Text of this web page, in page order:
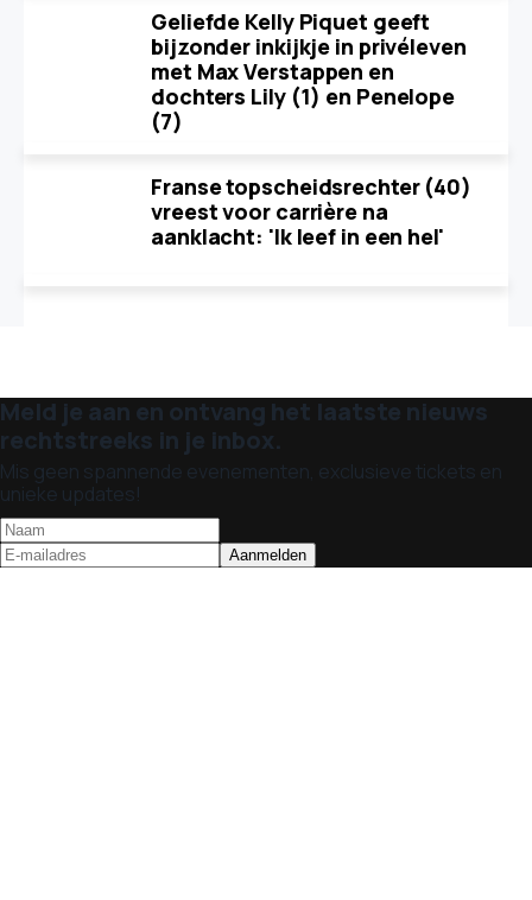
Geliefde Kelly Piquet geeft
bijzonder inkijkje in privéleven
met Max Verstappen en
dochters Lily (1) en Penelope
(7)
Franse topscheidsrechter (40)
vreest voor carrière na
aanklacht: 'Ik leef in een hel'
Meld je aan en ontvang het laatste nieuws
rechtstreeks in je inbox.
Mis geen spannende evenementen, exclusieve tickets en
unieke updates!